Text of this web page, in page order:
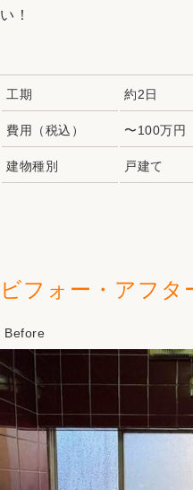
い！
工期 約2日
費用（税込） 〜100万円
建物種別 戸建て
ビフォー・アフタ